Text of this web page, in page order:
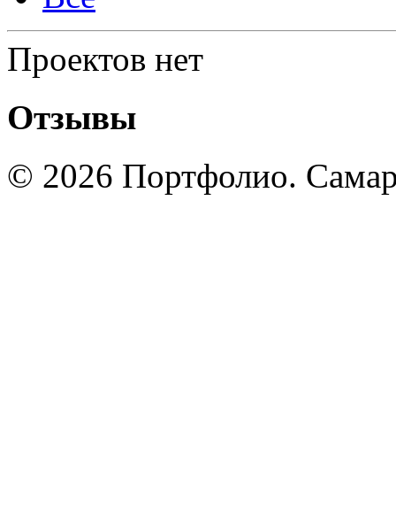
Проектов нет
Отзывы
© 2026 Портфолио.